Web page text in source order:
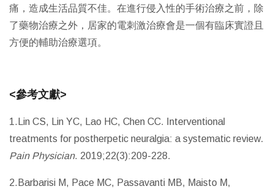
痛，造成生活品質不佳。在進行侵入性的手術治療之前，除
了藥物治療之外，居家的電刺激治療會是一個有臨床實證且
方便的輔助治療選項。
<參考文獻>
1.Lin CS, Lin YC, Lao HC, Chen CC. Interventional
treatments for postherpetic neuralgia: a systematic review.
Pain Physician. 2019;22(3):209-228.
2.Barbarisi M, Pace MC, Passavanti MB, Maisto M,